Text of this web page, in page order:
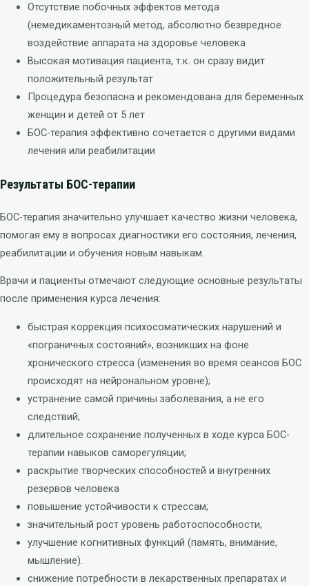
Отсутствие побочных эффектов метода
(немедикаментозный метод, абсолютно безвредное
воздействие аппарата на здоровье человека
Высокая мотивация пациента, т.к. он сразу видит
положительный результат
Процедура безопасна и рекомендована для беременных
женщин и детей от 5 лет
БОС-терапия эффективно сочетается с другими видами
лечения или реабилитации
Результаты БОС-терапии
БОС-терапия значительно улучшает качество жизни человека,
помогая ему в вопросах диагностики его состояния, лечения,
реабилитации и обучения новым навыкам.
Врачи и пациенты отмечают следующие основные результаты
после применения курса лечения:
быстрая коррекция психосоматических нарушений и
«пограничных состояний», возникших на фоне
хронического стресса (изменения во время сеансов БОС
происходят на нейрональном уровне);
устранение самой причины заболевания, а не его
следствий;
длительное сохранение полученных в ходе курса БОС-
терапии навыков саморегуляции;
раскрытие творческих способностей и внутренних
резервов человека
повышение устойчивости к стрессам;
значительный рост уровень работоспособности;
улучшение когнитивных функций (память, внимание,
мышление).
снижение потребности в лекарственных препаратах и